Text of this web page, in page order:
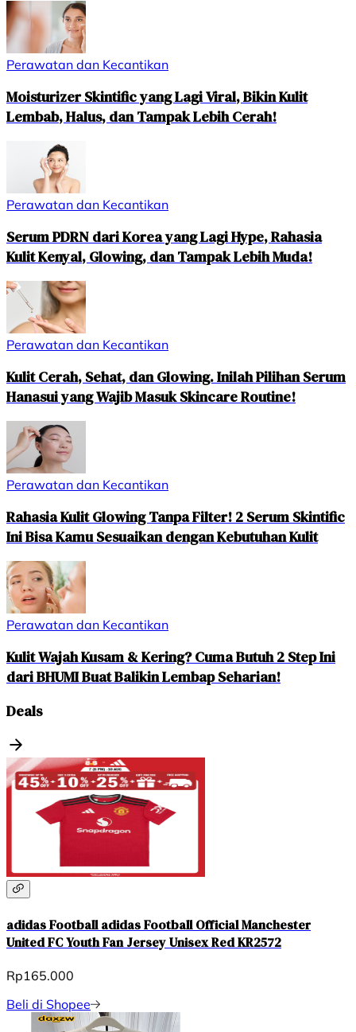
Perawatan dan Kecantikan
Moisturizer Skintific yang Lagi Viral, Bikin Kulit
Lembab, Halus, dan Tampak Lebih Cerah!
Perawatan dan Kecantikan
Serum PDRN dari Korea yang Lagi Hype, Rahasia
Kulit Kenyal, Glowing, dan Tampak Lebih Muda!
Perawatan dan Kecantikan
Kulit Cerah, Sehat, dan Glowing. Inilah Pilihan Serum
Hanasui yang Wajib Masuk Skincare Routine!
Perawatan dan Kecantikan
Rahasia Kulit Glowing Tanpa Filter! 2 Serum Skintific
Ini Bisa Kamu Sesuaikan dengan Kebutuhan Kulit
Perawatan dan Kecantikan
Kulit Wajah Kusam & Kering? Cuma Butuh 2 Step Ini
dari BHUMI Buat Balikin Lembap Seharian!
Deals
adidas Football adidas Football Official Manchester
United FC Youth Fan Jersey Unisex Red KR2572
Rp165.000
Beli di Shopee